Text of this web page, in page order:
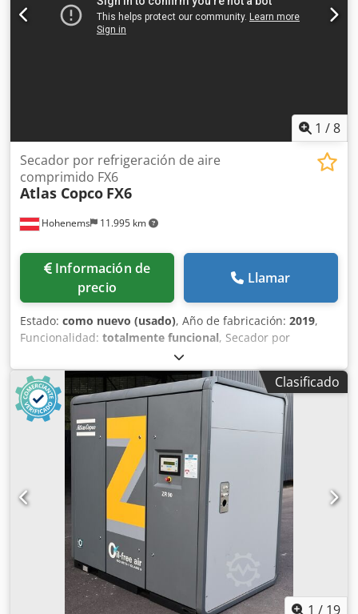
1 /8
Hohenems 11.995 km
Secador por refrigeración de aire
comprimido FX6
Atlas Copco FX6
Información de
precio
Llamar
Estado: como nuevo (usado), Año de fabricación: 2019,
Funcionalidad: totalmente funcional, Secador por
refrigeración Atlas Copco FX6, usado 2,34 m³/min Djdpfx
Apezrtbieqjkr 14 bares Año de fabricación: 2019
Clasificado
1 / 19